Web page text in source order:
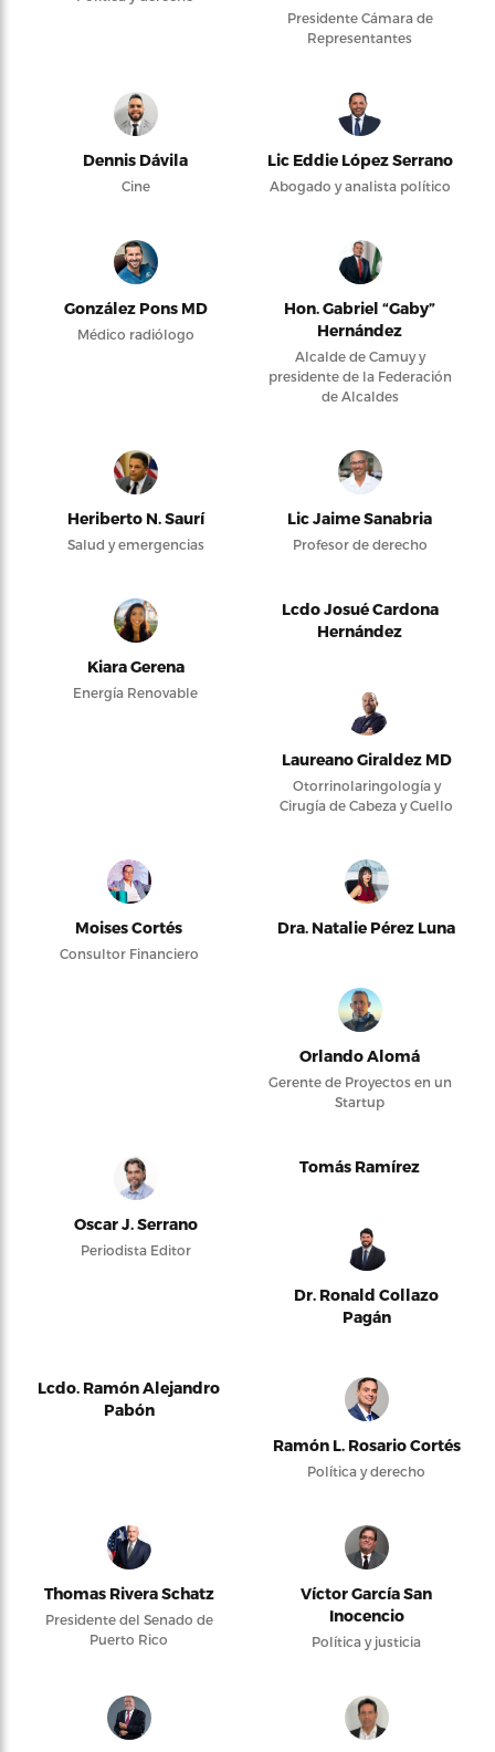
Presidente Cámara de
Representantes
Dennis Dávila
Cine
Lic Eddie López Serrano
Abogado y analista político
González Pons MD
Médico radiólogo
Hon. Gabriel “Gaby”
Hernández
Alcalde de Camuy y
presidente de la Federación
de Alcaldes
Heriberto N. Saurí
Salud y emergencias
Lic Jaime Sanabria
Profesor de derecho
Kiara Gerena
Energía Renovable
Lcdo Josué Cardona
Hernández
Laureano Giraldez MD
Otorrinolaringología y
Cirugía de Cabeza y Cuello
Moises Cortés
Consultor Financiero
Dra. Natalie Pérez Luna
Orlando Alomá
Gerente de Proyectos en un
Startup
Oscar J. Serrano
Periodista Editor
Tomás Ramírez
Dr. Ronald Collazo
Pagán
Lcdo. Ramón Alejandro
Pabón
Ramón L. Rosario Cortés
Política y derecho
Thomas Rivera Schatz
Presidente del Senado de
Puerto Rico
Víctor García San
Inocencio
Política y justicia